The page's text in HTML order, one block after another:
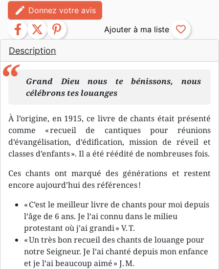
Description
Grand Dieu nous te bénissons, nous
célébrons tes louanges
À l’origine, en 1915, ce livre de chants était présenté
comme « recueil de cantiques pour réunions
d’évangélisation, d’édification, mission de réveil et
classes d’enfants ». Il a été réédité de nombreuses fois.
Ces chants ont marqué des générations et restent
encore aujourd’hui des références !
« C’est le meilleur livre de chants pour moi depuis
l’âge de 6 ans. Je l’ai connu dans le milieu
protestant où j’ai grandi » V. T.
« Un très bon recueil des chants de louange pour
notre Seigneur. Je l’ai chanté depuis mon enfance
et je l’ai beaucoup aimé » J. M.
edit Donnez votre avis
facebook twitter pinterest favorite_border